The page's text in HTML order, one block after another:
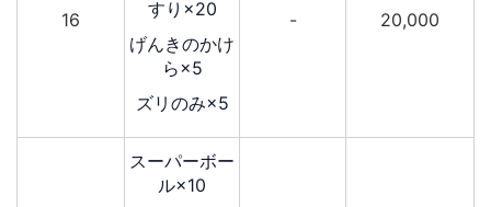
16
すり×20
げんきのかけ
ら×5
ズリのみ×5
- 20,000
スーパーボー
ル×10